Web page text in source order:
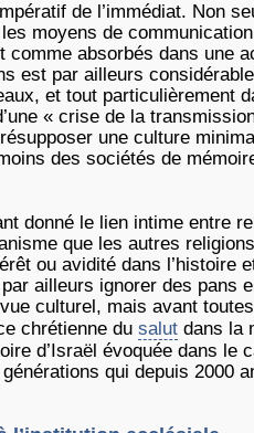
de l’immédiat. Non
moyens de
absorbés dans une
est par ailleurs
et tout particulièrement
« crise de la
une culture
des sociétés de
donné le lien intime entre
que les autres
ou avidité dans l’histoire
ailleurs ignorer des pans
culturel, mais avant
chrétienne du salut dans la
d’Israël évoquée dans le
qui depuis 2000